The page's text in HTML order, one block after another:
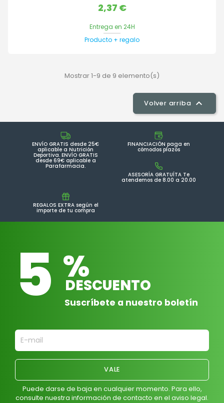
Precio
2,37 €
Entrega en 24H
Producto + regalo
Mostrar 1-9 de 9 elemento(s)
Volver arriba 
ENVÍO GRATIS desde 25€
aplicable a Nutrición
Deportiva. ENVÍO GRATIS
desde 69€ aplicable a
Parafarmacia.
FINANCIACIÓN paga en
cómodos plazos
ASESORÍA GRATUÍTA Te
atendemos de 8.00 a 20.00
REGALOS EXTRA según el
importe de tu compra
5 %
DESCUENTO
Suscríbete a nuestro boletín
Puede darse de baja en cualquier momento. Para ello,
consulte nuestra información de contacto en el aviso legal.